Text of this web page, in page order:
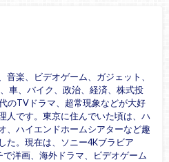
音楽、ビデオゲーム、ガジェット、
車、バイク、政治、経済、株式投
のTVドラマ、超常現象などが大好
人です。東京に住んでいた頃は、ハ
、ハイエンドホームシアターなど趣
た。現在は、ソニー4Kブラビア
で洋画、海外ドラマ、ビデオゲーム